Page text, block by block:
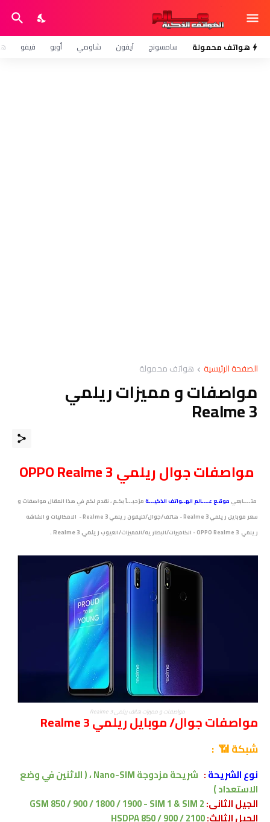
هواتف محمولة سامسونج آيفون شاومي أوبو فيفو
الصفحة الرئيسية هواتف محمولة
مواصفات و مميزات ريلمي
Realme 3
مواصفاتجوالريلمي OPPO Realme 3
متــــابعي موقـع عــــالم الهــواتف الذكيـــةمرْحبـــاً بكـم ، نقدم لكم في هذا المقال مواصفات و
سعر موبايل ريلمي Realme 3 - هاتف/جوال/تليفون ريلمي Realme 3 - الامكانيات و الشاشه
ريلمي OPPO Realme 3 - الكاميرات/البطاريه/المميزات/العيوب
ريلمي Realme 3 .
مواصفات و مميزات هاتف ريلمي Realme 3
مواصفات جوال/ موبايل ريلمي Realme 3
شبكة 📶 :
نوع الشريحة: شريحة مزدوجة Nano-SIM ،
( الاثنين في وضع
الاستعداد )
الجيل الثانى:GSM 850 / 900 / 1800 / 1900 - SIM 1 & SIM 2
الجيل الثالث:HSDPA 850 / 900 / 2100